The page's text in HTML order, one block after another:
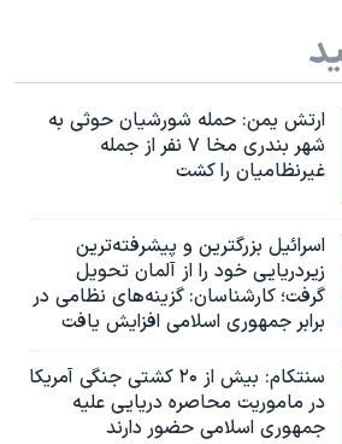
ارتش یمن: حمله شورشیان حوثی به
شهر بندری مخا ۷ نفر از جمله
غیرنظامیان را کشت
اسرائيل بزرگترین و پیشرفته‌ترین
زیردریایی خود را از آلمان تحویل
گرفت؛ کارشناسان: گزینه‌های نظامی در
برابر جمهوری اسلامی افزایش یافت
سنتکام: بیش از ۲۰ کشتی جنگی آمریکا
در ماموریت محاصره دریایی علیه
جمهوری اسلامی حضور دارند